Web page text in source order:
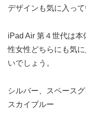
デザインも気に入っ
iPad Air 第４世代は
性女性どちらにも気
いでしょう。
シルバー、スペース
スカイブルー